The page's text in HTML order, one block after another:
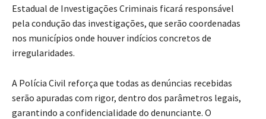
Estadual de Investigações Criminais ficará responsável
pela condução das investigações, que serão coordenadas
nos municípios onde houver indícios concretos de
irregularidades.
A Polícia Civil reforça que todas as denúncias recebidas
serão apuradas com rigor, dentro dos parâmetros legais,
garantindo a confidencialidade do denunciante. O